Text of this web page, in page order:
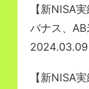
【新NISA
バナス、AB
2024.03.09
【新NISA